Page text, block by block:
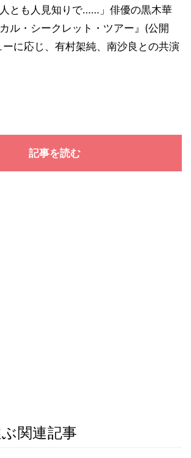
人とも人見知りで……」俳優の黒木華
ル・シークレット・ツアー』(公開
に応じ、有村架純、南沙良との共演
記事を読む
関連記事